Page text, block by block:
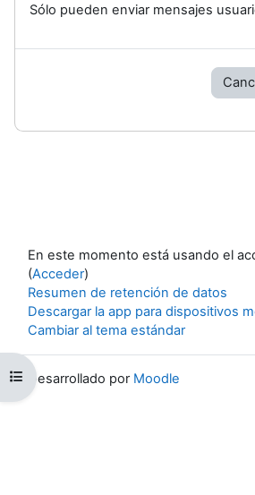
Abrir índice del curso
Sólo pueden enviar mensajes
En este momento está usando el
(Acceder)
Resumen de retención de datos
Descargar la app para dispositivos
Cambiar al tema estándar
Desarrollado por Moodle